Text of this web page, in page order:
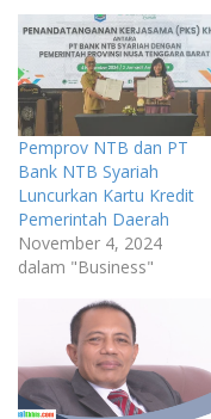
Pemprov NTB dan PT
Bank NTB Syariah
Luncurkan Kartu Kredit
Pemerintah Daerah
November 4, 2024
dalam "Business"